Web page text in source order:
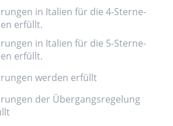
in Italien für die 4-Sterne-
erfüllt.
in Italien für die 5-Sterne-
erfüllt.
werden erfüllt
der Übergangsregelung